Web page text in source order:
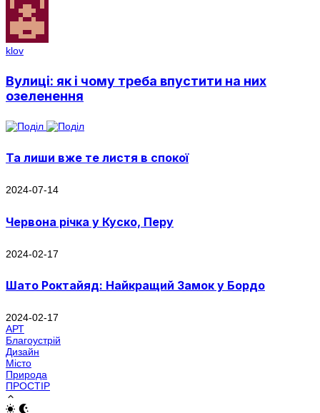
klov
Вулиці: як і чому треба впустити на них
озеленення
Та лиши вже те листя в спокої
2024-07-14
Червона річка у Куско, Перу
2024-02-17
Шато Роктайяд: Найкращий Замок у Бордо
2024-02-17
АРТ
Благоустрій
Дизайн
Місто
Природа
ПРОСТІР